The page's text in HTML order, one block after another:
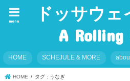
ドッサウ
A Rolling
menu
HOME SCHEJULE & MORE
HOME タグ : うなぎ